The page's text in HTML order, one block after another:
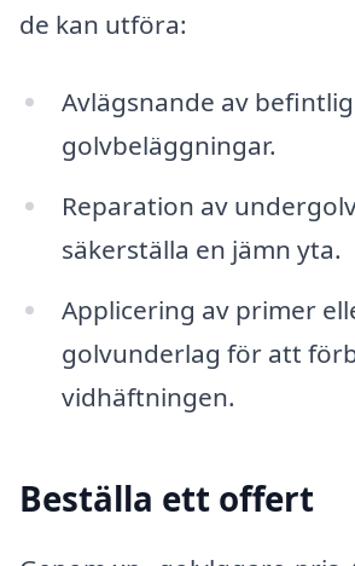
de kan utföra:
Avlägsnande av
golvbeläggningar.
Reparation av
säkerställa en jämn yta.
Applicering av primer
golvunderlag för att
vidhäftningen.
Beställa ett offert